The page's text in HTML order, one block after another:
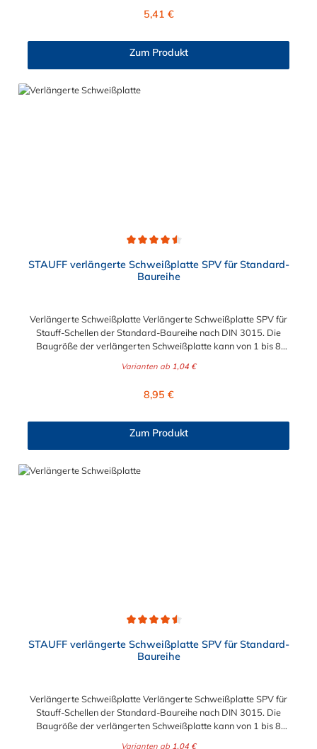
110
Regulärer Preis:
5,41 €
Zum Produkt
STAUFF verlängerte Schweißplatte SPV für Standard-
Baureihe
Verlängerte Schweißplatte Verlängerte Schweißplatte SPV für
Stauff-Schellen der Standard-Baureihe nach DIN 3015. Die
Baugröße der verlängerten Schweißplatte kann von 1 bis 8
Varianten ab 1,04 €
Regulärer Preis:
8,95 €
Zum Produkt
STAUFF verlängerte Schweißplatte SPV für Standard-
Baureihe
Verlängerte Schweißplatte Verlängerte Schweißplatte SPV für
Stauff-Schellen der Standard-Baureihe nach DIN 3015. Die
Baugröße der verlängerten Schweißplatte kann von 1 bis 8
Varianten ab 1,04 €